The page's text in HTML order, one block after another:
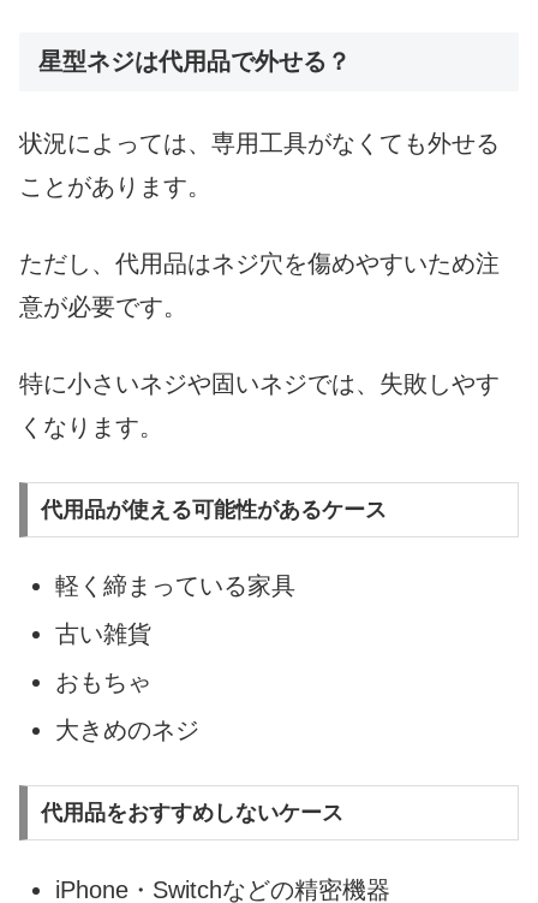
星型ネジは代用品で外せる？
状況によっては、専用工具がなくても外せる
ことがあります。
ただし、代用品はネジ穴を傷めやすいため注
意が必要です。
特に小さいネジや固いネジでは、失敗しやす
くなります。
代用品が使える可能性があるケース
軽く締まっている家具
古い雑貨
おもちゃ
大きめのネジ
代用品をおすすめしないケース
iPhone・Switchなどの精密機器